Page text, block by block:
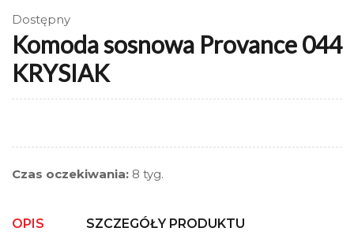
Dostępny
Komoda sosnowa Provance 044
KRYSIAK
Czas oczekiwania: 8 tyg.
OPIS SZCZEGÓŁY PRODUKTU